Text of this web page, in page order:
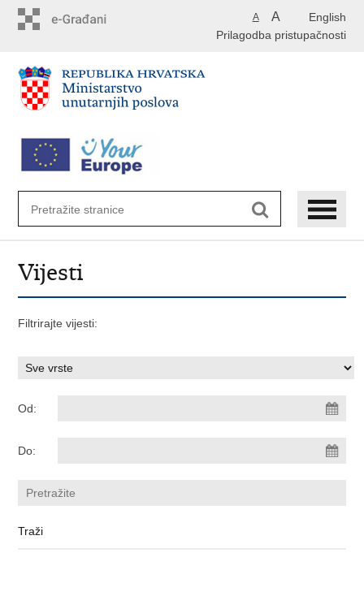
English
A A
Prilagodba pristupačnosti
Vijesti
Filtrirajte vijesti:
Od:
Do: